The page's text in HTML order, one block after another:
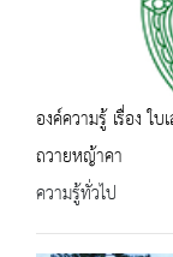
องค์ความรู้ เรื่อง
ถวายหญ้าคา
ความรู้ทั่วไป